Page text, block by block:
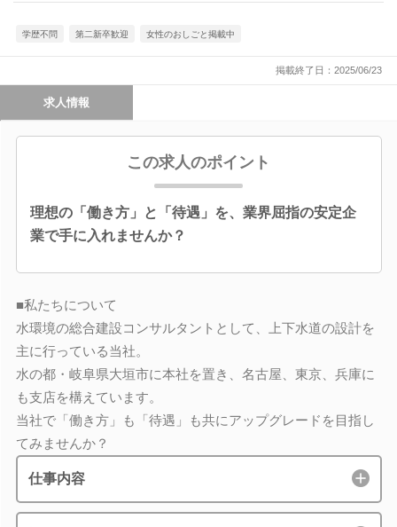
学歴不問 第二新卒歓迎 女性のおしごと掲載中
掲載終了日：2025/06/23
求人情報
この求人のポイント
理想の「働き方」と「待遇」を、業界屈指の安定企
業で手に入れませんか？
■私たちについて
水環境の総合建設コンサルタントとして、上下水道の設計を
主に行っている当社。
水の都・岐阜県大垣市に本社を置き、名古屋、東京、兵庫に
も支店を構えています。
当社で「働き方」も「待遇」も共にアップグレードを目指し
てみませんか？
仕事内容